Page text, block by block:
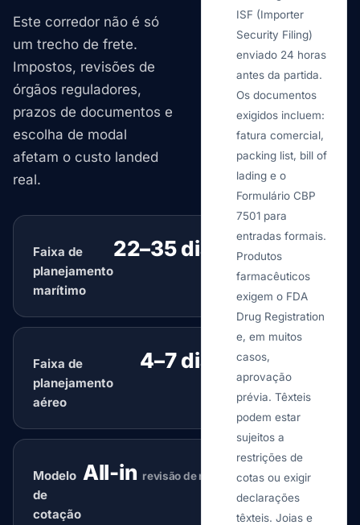
Este corredor não é só
um trecho de frete.
Impostos, revisões de
órgãos reguladores,
prazos de documentos e
escolha de modal
afetam o custo landed
real.
Faixa de
planejamento
marítimo
22–35 dias típico
Faixa de
planejamento
aéreo
4–7 dias típico
Modelo
de
cotação
All-in revisão de roteamento
ISF (Importer
Security Filing)
enviado 24 horas
antes da partida.
Os documentos
exigidos incluem:
fatura comercial,
packing list, bill of
lading e o
Formulário CBP
7501 para
entradas formais.
Produtos
farmacêuticos
exigem o FDA
Drug Registration
e, em muitos
casos,
aprovação
prévia. Têxteis
podem estar
sujeitos a
restrições de
cotas ou exigir
declarações
têxteis. Joias e